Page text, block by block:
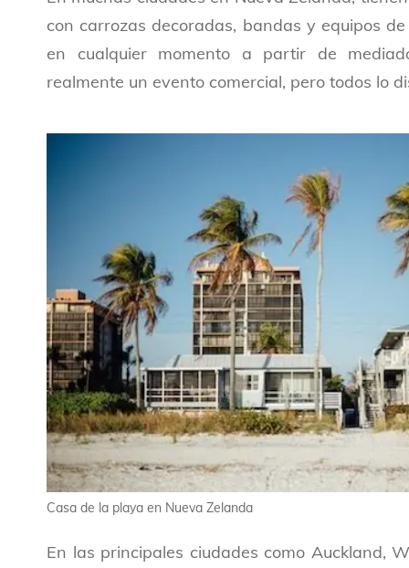
con carrozas decoradas, bandas y equipos
en cualquier momento a partir de
realmente un evento comercial, pero todos lo
Casa de la playa en Nueva Zelanda
En las principales ciudades como Auckland,